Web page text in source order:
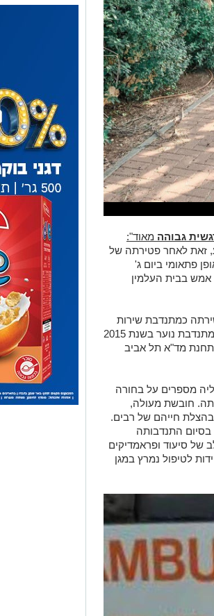
גבוההמאוד":
זאת לאחר פטירתה של
ז"ל נפטרה באופן פתאומי ביום ג'
בבית העלמין
כמתנדבת שירות
מד"א תל אביב
מספרים על בחורה
חובשת מעולה,
חייהם של רבים.
התנדבותה
לטיפול נמרץ במגן